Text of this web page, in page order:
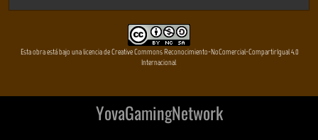
Esta obra está bajo una licencia de Creative Commons Reconocimiento-NoComercial-CompartirIgual 4.0
Internacional
YovaGamingNetwork